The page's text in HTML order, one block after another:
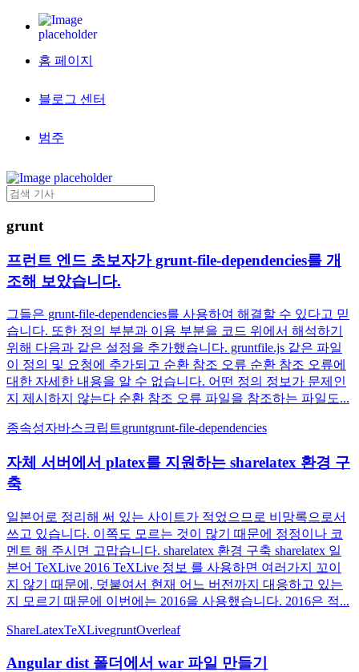
홈 페이지
블로그 센터
범주
grunt
프런트 엔드 초보자가 grunt-file-dependencies를 개
조해 보았습니다.
그들은 grunt-file-dependencies를 사용하여 해결할 수 있다고 믿
습니다. 또한 정의 부분과 이용 부분을 코드 위에서 해석하기
위해 다음과 같은 설정을 추가했습니다. gruntfile.js 같은 파일
이 정의 및 요청에 추가되고 순환 참조 오류 순환 참조 오류에
대한 자세한 내용을 알 수 없습니다. 어떤 정의 정보가 문제인
지 제시하지 않는다 순환 참조 오류 파일을 참조하는 파일도...
종속성자바스크립트gruntgrunt-file-dependencies
자체 서버에서 platex를 지원하는 sharelatex 환경 구
축
일본어로 정리해 써 있는 사이트가 적었으므로 비망록으로서
쓰고 있습니다. 이쪽도 모르는 것이 많기 때문에 정정이나 코
멘트 해 주시면 고맙습니다. sharelatex 환경 구축 sharelatex 일
본어 TeXLive 2016 TeXLive 정보 를 사용하면 여러가지 꼬이
지 않기 때문에, 덧붙여서 현재 어느 버전까지 대응하고 있는
지 모르기 때문에 이번에는 2016을 사용했습니다. 2016은 적...
ShareLatexTeXLivegruntOverleaf
Angular dist 폴더에서 war 파일 만들기